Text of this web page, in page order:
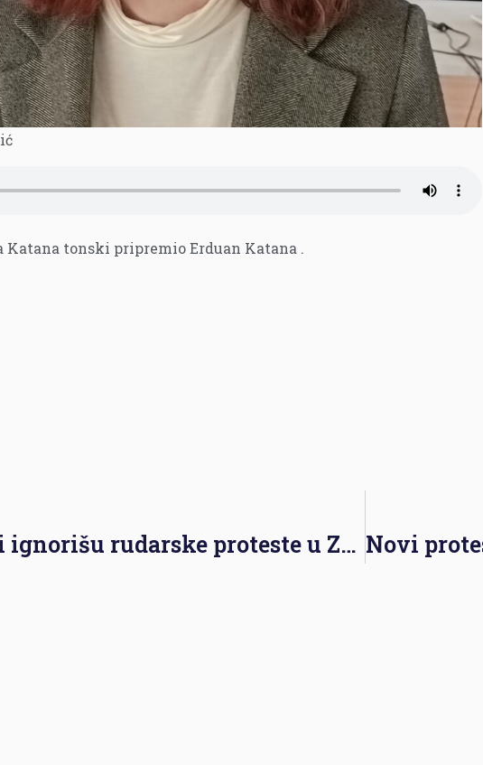
Katana tonski pripremio Erduan Katana .
Gradske vlasti ignorišu rudarske proteste u Zenici